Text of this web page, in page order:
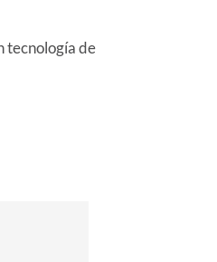
tecnología de